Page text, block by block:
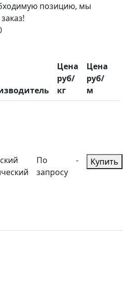
позицию, мы
Цена
руб/
кг
Цена
руб/
м
По
запросу
- Купить